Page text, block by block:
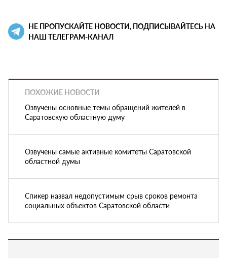
НЕ ПРОПУСКАЙТЕ НОВОСТИ, ПОДПИСЫВАЙТЕСЬ НА
НАШ ТЕЛЕГРАМ-КАНАЛ
ПОХОЖИЕ НОВОСТИ
Озвучены основные темы обращений жителей в
Саратовскую областную думу
Озвучены самые активные комитеты Саратовской
областной думы
Спикер назвал недопустимым срыв сроков ремонта
социальных объектов Саратовской области